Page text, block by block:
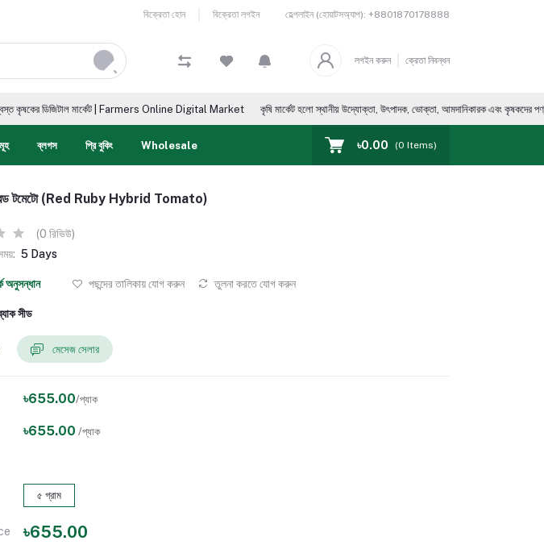
বিক্রেতা হোন বিক্রেতা লগইন হেল্পলাইন (হোয়াটসঅ্যাপ): +8801870178888
লগইন করুন ক্রেতা নিবন্ধন
মার্কেট | Farmers Online Digital Market কৃষি মার্কেট হলো স্থানীয় উদ্যোক্তা, উৎপাদক, ভোক্তা, আমদানিকারক এবং কৃষকদের পণ্য ক্রয় ও বিক্রয়ের
ব্লগস প্রি বুকিং Wholesale ৳0.00 (0 Items)
টমেটো (Red Ruby Hybrid Tomato)
(0 রিভিউ)
5 Days
অনুসন্ধান পছন্দের তালিকায় যোগ করুন তুলনা করতে যোগ করুন
সীড
মেসেজ সেলার
৳655.00/প্যাক
৳655.00 /প্যাক
৫ গ্রাম
৳655.00